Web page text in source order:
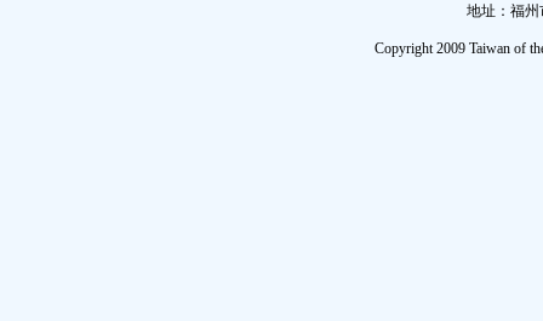
地址：福州
Copyright 2009 Taiwan of